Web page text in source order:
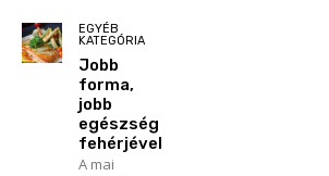
EGYÉB
KATEGÓRIA
Jobb
forma,
jobb
egészség
fehérjével
A mai